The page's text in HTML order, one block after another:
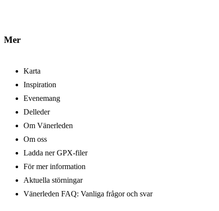
Mer
Karta
Inspiration
Evenemang
Delleder
Om Vänerleden
Om oss
Ladda ner GPX-filer
För mer information
Aktuella störningar
Vänerleden FAQ: Vanliga frågor och svar